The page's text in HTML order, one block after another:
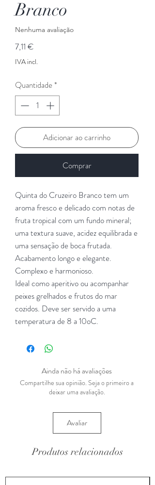
Branco
Nenhuma avaliação
7,11 €
IVA incl.
Quantidade*
Adicionar ao carrinho
Comprar
Quinta do Cruzeiro Branco tem um
aroma fresco e delicado com notas de
fruta tropical com um fundo mineral;
uma textura suave, acidez equilibrada e
uma sensação de boca frutada.
Acabamento longo e elegante.
Complexo e harmonioso.
Ideal como aperitivo ou acompanhar
peixes grelhados e frutos do mar
cozidos. Deve ser servido a uma
temperatura de 8 a 10oC.
Ainda não há avaliações
Compartilhe sua opinião. Seja o primeiro a
deixar uma avaliação.
Avaliar
Produtos relacionados